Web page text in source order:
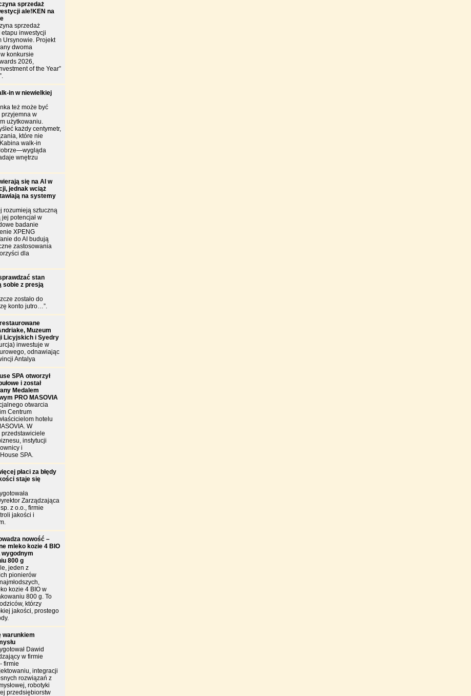
sprzedaż
ale!KEN na
sprzedaż
inwestycji
Ursynowie. Projekt
dwoma
konkursie
2026,
of the Year”
in w niewielkiej
też może być
w
użytkowaniu.
każdy centymetr,
które nie
walk-in
wnętrzu
się na AI w
jednak wciąż
na systemy
rozumieją sztuczną
potencjał w
badanie
XPENG
do AI budują
zastosowania
dla
stan
sobie z presją
zostało do
konto jutro…”.
Muzeum
Licyjskich i Syedry
inwestuje w
odnawiając
Antalya
SPA otworzył
i został
Medalem
PRO MASOVIA
otwarcia
Centrum
hotelu
W
instytucji
i
SPA.
płaci za błędy
staje się
Zarządzająca
z o.o., firmie
jakości i
nowość –
mleko kozie 4 BIO
wygodnym
800 g
jeden z
pionierów
kozie 4 BIO w
800 g. To
którzy
jakości, prostego
warunkiem
Dawid
w firmie
firmie
integracji
rozwiązań z
robotyki
przedsiębiorstw